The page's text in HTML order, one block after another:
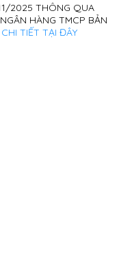
2025 THÔNG QUA
HÀNG TMCP BẢN
TIẾT TẠI ĐÂY